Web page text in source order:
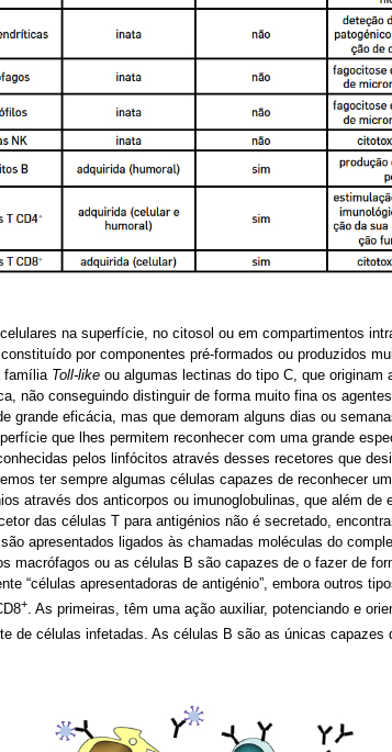
na superfície, no citosol ou em compartimentos
por componentes pré-formados ou produzidos
família Toll-like ou algumas lectinas do tipo C, que
não conseguindo distinguir de forma muito fina os
eficácia, mas que demoram alguns dias ou
que lhes permitem reconhecer com uma grande
pelos linfócitos através desses recetores que
ter sempre algumas células capazes de reconhecer
através dos anticorpos ou imunoglobulinas, que além
das células T para antigénios não é secretado,
apresentados ligados às chamadas moléculas do
macrófagos ou as células B são capazes de o fazer de
“células apresentadoras de antigénio”, embora outros
+ . As primeiras, têm uma ação auxiliar, potenciando e
de células infetadas. As células B são as únicas capazes